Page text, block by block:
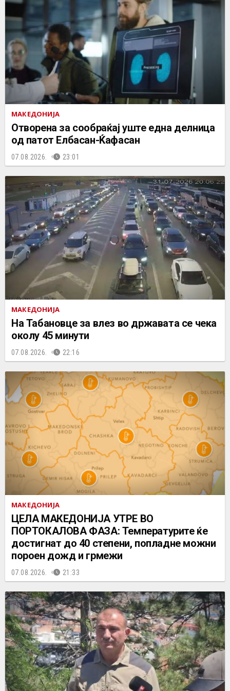
МАКЕДОНИЈА
Отворена за сообраќај уште една делница
од патот Елбасан-Ќафасан
07.08.2026. 23:01
МАКЕДОНИЈА
На Табановце за влез во државата се чека
околу 45 минути
07.08.2026. 22:16
МАКЕДОНИЈА
ЦЕЛА МАКЕДОНИЈА УТРЕ ВО
ПОРТОКАЛОВА ФАЗА: Температурите ќе
достигнат до 40 степени, попладне можни
пороен дожд и грмежи
07.08.2026. 21:33